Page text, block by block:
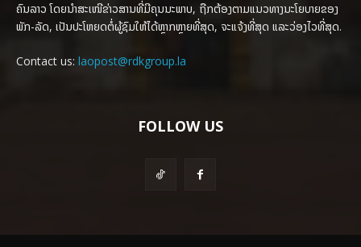
ຄົນລາວ ໂດຍນຳສະເໜີຂ່າວສານທີ່ມີຄຸນນະພາບ, ຖືກຕ້ອງຕາມແນວທາງນະໂຍບາຍຂອງ
ພັກ-ລັດ, ເປັນປະໂຫຍດຕໍ່ຜູ້ຊົມໃຫ້ໄດ້ຫຼາກຫຼາຍທີ່ສຸດ, ຈະແຈ້ງທີ່ສຸດ ແລະວ່ອງໄວທີ່ສຸດ.
Contact us: laopost@rdkgroup.la
FOLLOW US